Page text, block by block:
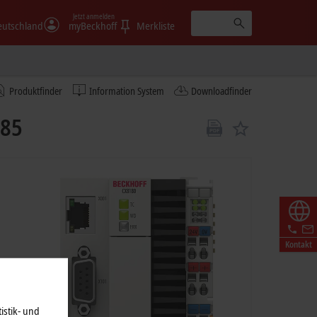
myBeckhoff
Jetzt anmelden
Merkliste
Produktfinder Information System Downloadfinder
Kontakt
und